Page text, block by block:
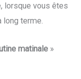
lorsque vous êtes
long terme.
matinale »